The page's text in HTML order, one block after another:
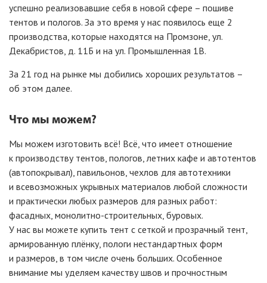
успешно реализовавшие себя в новой сфере – пошиве
тентов и пологов. За это время у нас появилось еще 2
производства, которые находятся на Промзоне, ул.
Декабристов, д. 11Б и на ул. Промышленная 1В.
За 21 год на рынке мы добились хороших результатов –
об этом далее.
Что мы можем?
Мы можем изготовить всё! Всё, что имеет отношение
к производству тентов, пологов, летних кафе и автотентов
(автопокрывал), павильонов, чехлов для автотехники
и всевозможных укрывных материалов любой сложности
и практически любых размеров для разных работ:
фасадных, монолитно-строительных, буровых.
У нас вы можете купить тент с сеткой и прозрачный тент,
армированную плёнку, пологи нестандартных форм
и размеров, в том числе очень больших. Особенное
внимание мы уделяем качеству швов и прочностным